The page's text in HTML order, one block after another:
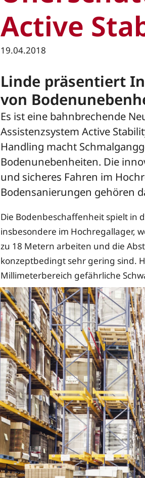
Active
19.04.2018
Linde präsentiert
von
Es ist eine bahnbrechende
Assistenzsystem Active
Handling macht
Bodenunebenheiten. Die
und sicheres Fahren im
Bodensanierungen gehören
Die Bodenbeschaffenheit spielt in
insbesondere im Hochregallager,
zu 18 Metern arbeiten und die
konzeptbedingt sehr gering sind.
Millimeterbereich gefährliche